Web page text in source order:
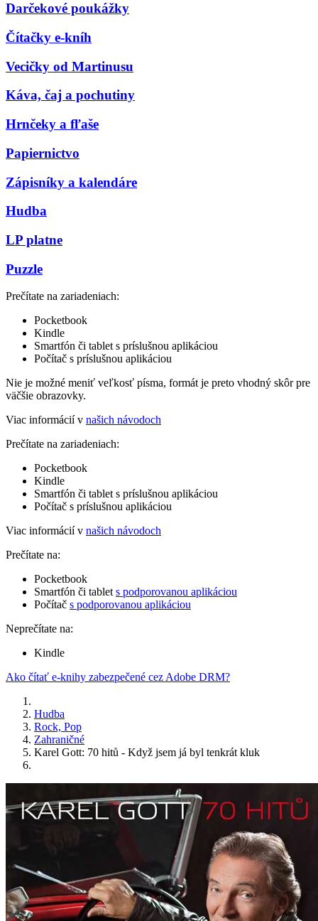
Darčekové poukážky
Čítačky e-kníh
Vecičky od Martinusu
Káva, čaj a pochutiny
Hrnčeky a fľaše
Papiernictvo
Zápisníky a kalendáre
Hudba
LP platne
Puzzle
Prečítate na zariadeniach:
Pocketbook
Kindle
Smartfón či tablet s príslušnou aplikáciou
Počítač s príslušnou aplikáciou
Nie je možné meniť veľkosť písma, formát je preto vhodný skôr pre
väčšie obrazovky.
Viac informácií v našich návodoch
Prečítate na zariadeniach:
Pocketbook
Kindle
Smartfón či tablet s príslušnou aplikáciou
Počítač s príslušnou aplikáciou
Viac informácií v našich návodoch
Prečítate na:
Pocketbook
Smartfón či tablet s podporovanou aplikáciou
Počítač s podporovanou aplikáciou
Neprečítate na:
Kindle
Ako čítať e-knihy zabezpečené cez Adobe DRM?
Hudba
Rock, Pop
Zahraničné
Karel Gott: 70 hitů - Když jsem já byl tenkrát kluk